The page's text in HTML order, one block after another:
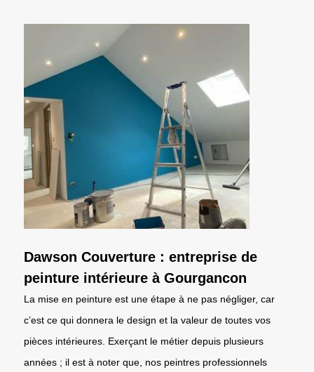
Dawson Couverture : entreprise de
peinture intérieure à Gourgancon
La mise en peinture est une étape à ne pas négliger, car
c’est ce qui donnera le design et la valeur de toutes vos
pièces intérieures. Exerçant le métier depuis plusieurs
années ; il est à noter que, nos peintres professionnels